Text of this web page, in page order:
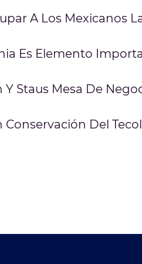
A Los Mexicanos
Es Elemento
Staus Mesa De
Conservación Del